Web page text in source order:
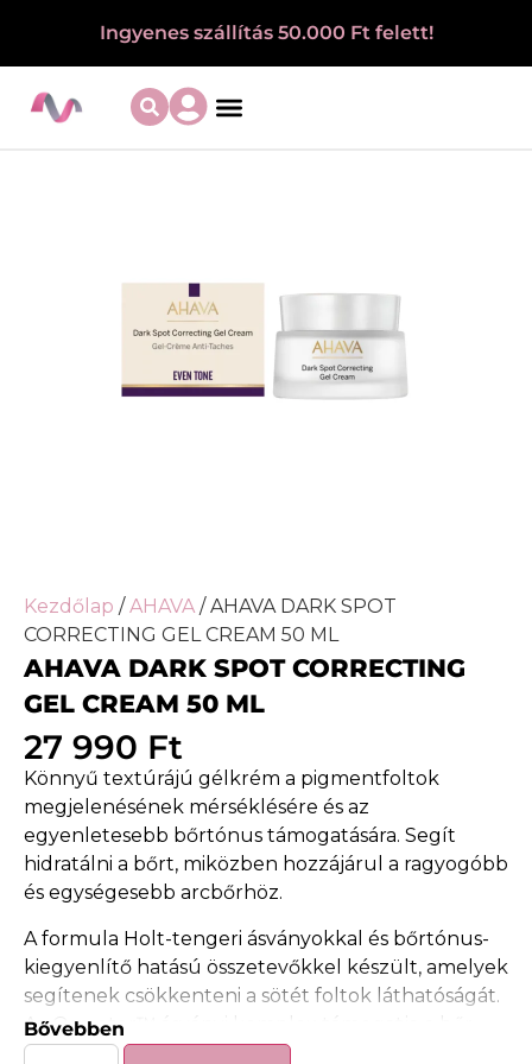
Ingyenes szállítás 50.000 Ft felett!
Kezdőlap /AHAVA / AHAVA DARK SPOT
CORRECTING GEL CREAM 50 ML
AHAVA DARK SPOT CORRECTING
GEL CREAM 50 ML
27 990 Ft
Könnyű textúrájú gélkrém a pigmentfoltok
megjelenésének mérséklésére és az
egyenletesebb bőrtónus támogatására. Segít
hidratálni a bőrt, miközben hozzájárul a ragyogóbb
és egységesebb arcbőrhöz.
A formula Holt-tengeri ásványokkal és bőrtónus-
kiegyenlítő hatású összetevőkkel készült, amelyek
segítenek csökkenteni a sötét foltok láthatóságát.
Az Osmoter™ ásványi komplex támogatja a bőr
hidratáltságát és természetes egyensúlyát,
Bővebben